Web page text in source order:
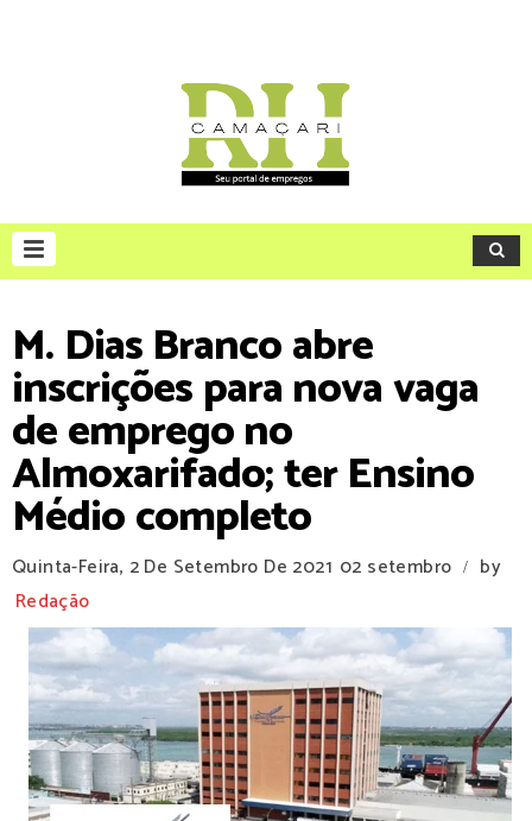
M. Dias Branco abre
inscrições para nova vaga
de emprego no
Almoxarifado; ter Ensino
Médio completo
Quinta-Feira, 2 De Setembro De 2021 02 setembro /
by
Redação